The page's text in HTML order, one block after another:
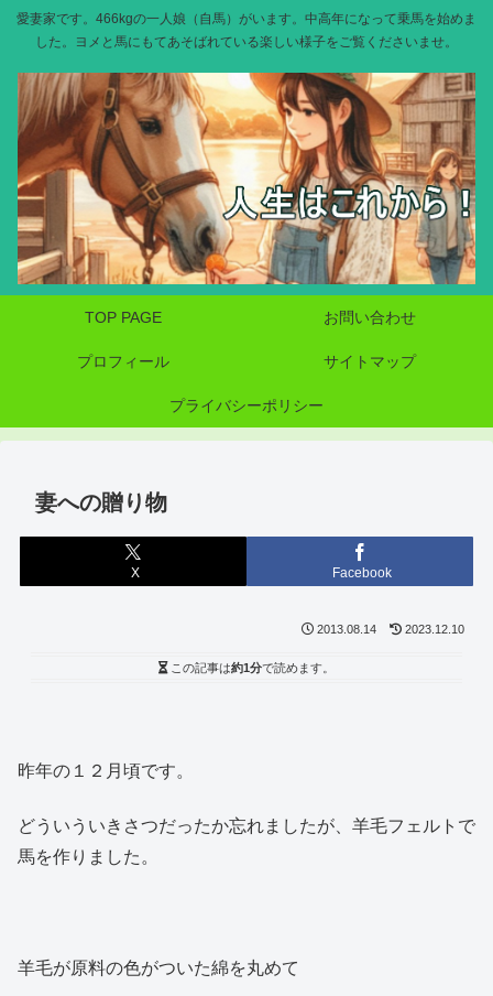
愛妻家です。466kgの一人娘（自馬）がいます。中高年になって乗馬を始めま
した。ヨメと馬にもてあそばれている楽しい様子をご覧くださいませ。
TOP PAGE お問い合わせ
プロフィール サイトマップ
プライバシーポリシー
妻への贈り物
X Facebook
2013.08.14 2023.12.10
この記事は約1分で読めます。
昨年の１２月頃です。
どういういきさつだったか忘れましたが、羊毛フェルトで
馬を作りました。
羊毛が原料の色がついた綿を丸めて